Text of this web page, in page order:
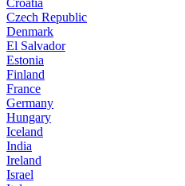
Czech Republic
Denmark
El Salvador
Estonia
Finland
France
Germany
Hungary
Iceland
India
Ireland
Israel